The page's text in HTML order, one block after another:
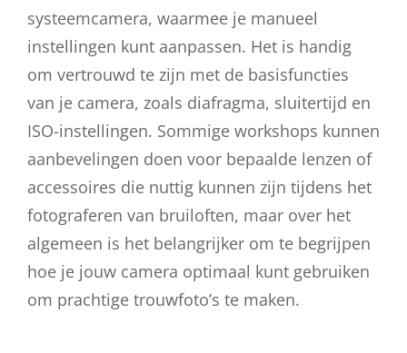
systeemcamera, waarmee je manueel
instellingen kunt aanpassen. Het is handig
om vertrouwd te zijn met de basisfuncties
van je camera, zoals diafragma, sluitertijd en
ISO-instellingen. Sommige workshops kunnen
aanbevelingen doen voor bepaalde lenzen of
accessoires die nuttig kunnen zijn tijdens het
fotograferen van bruiloften, maar over het
algemeen is het belangrijker om te begrijpen
hoe je jouw camera optimaal kunt gebruiken
om prachtige trouwfoto’s te maken.